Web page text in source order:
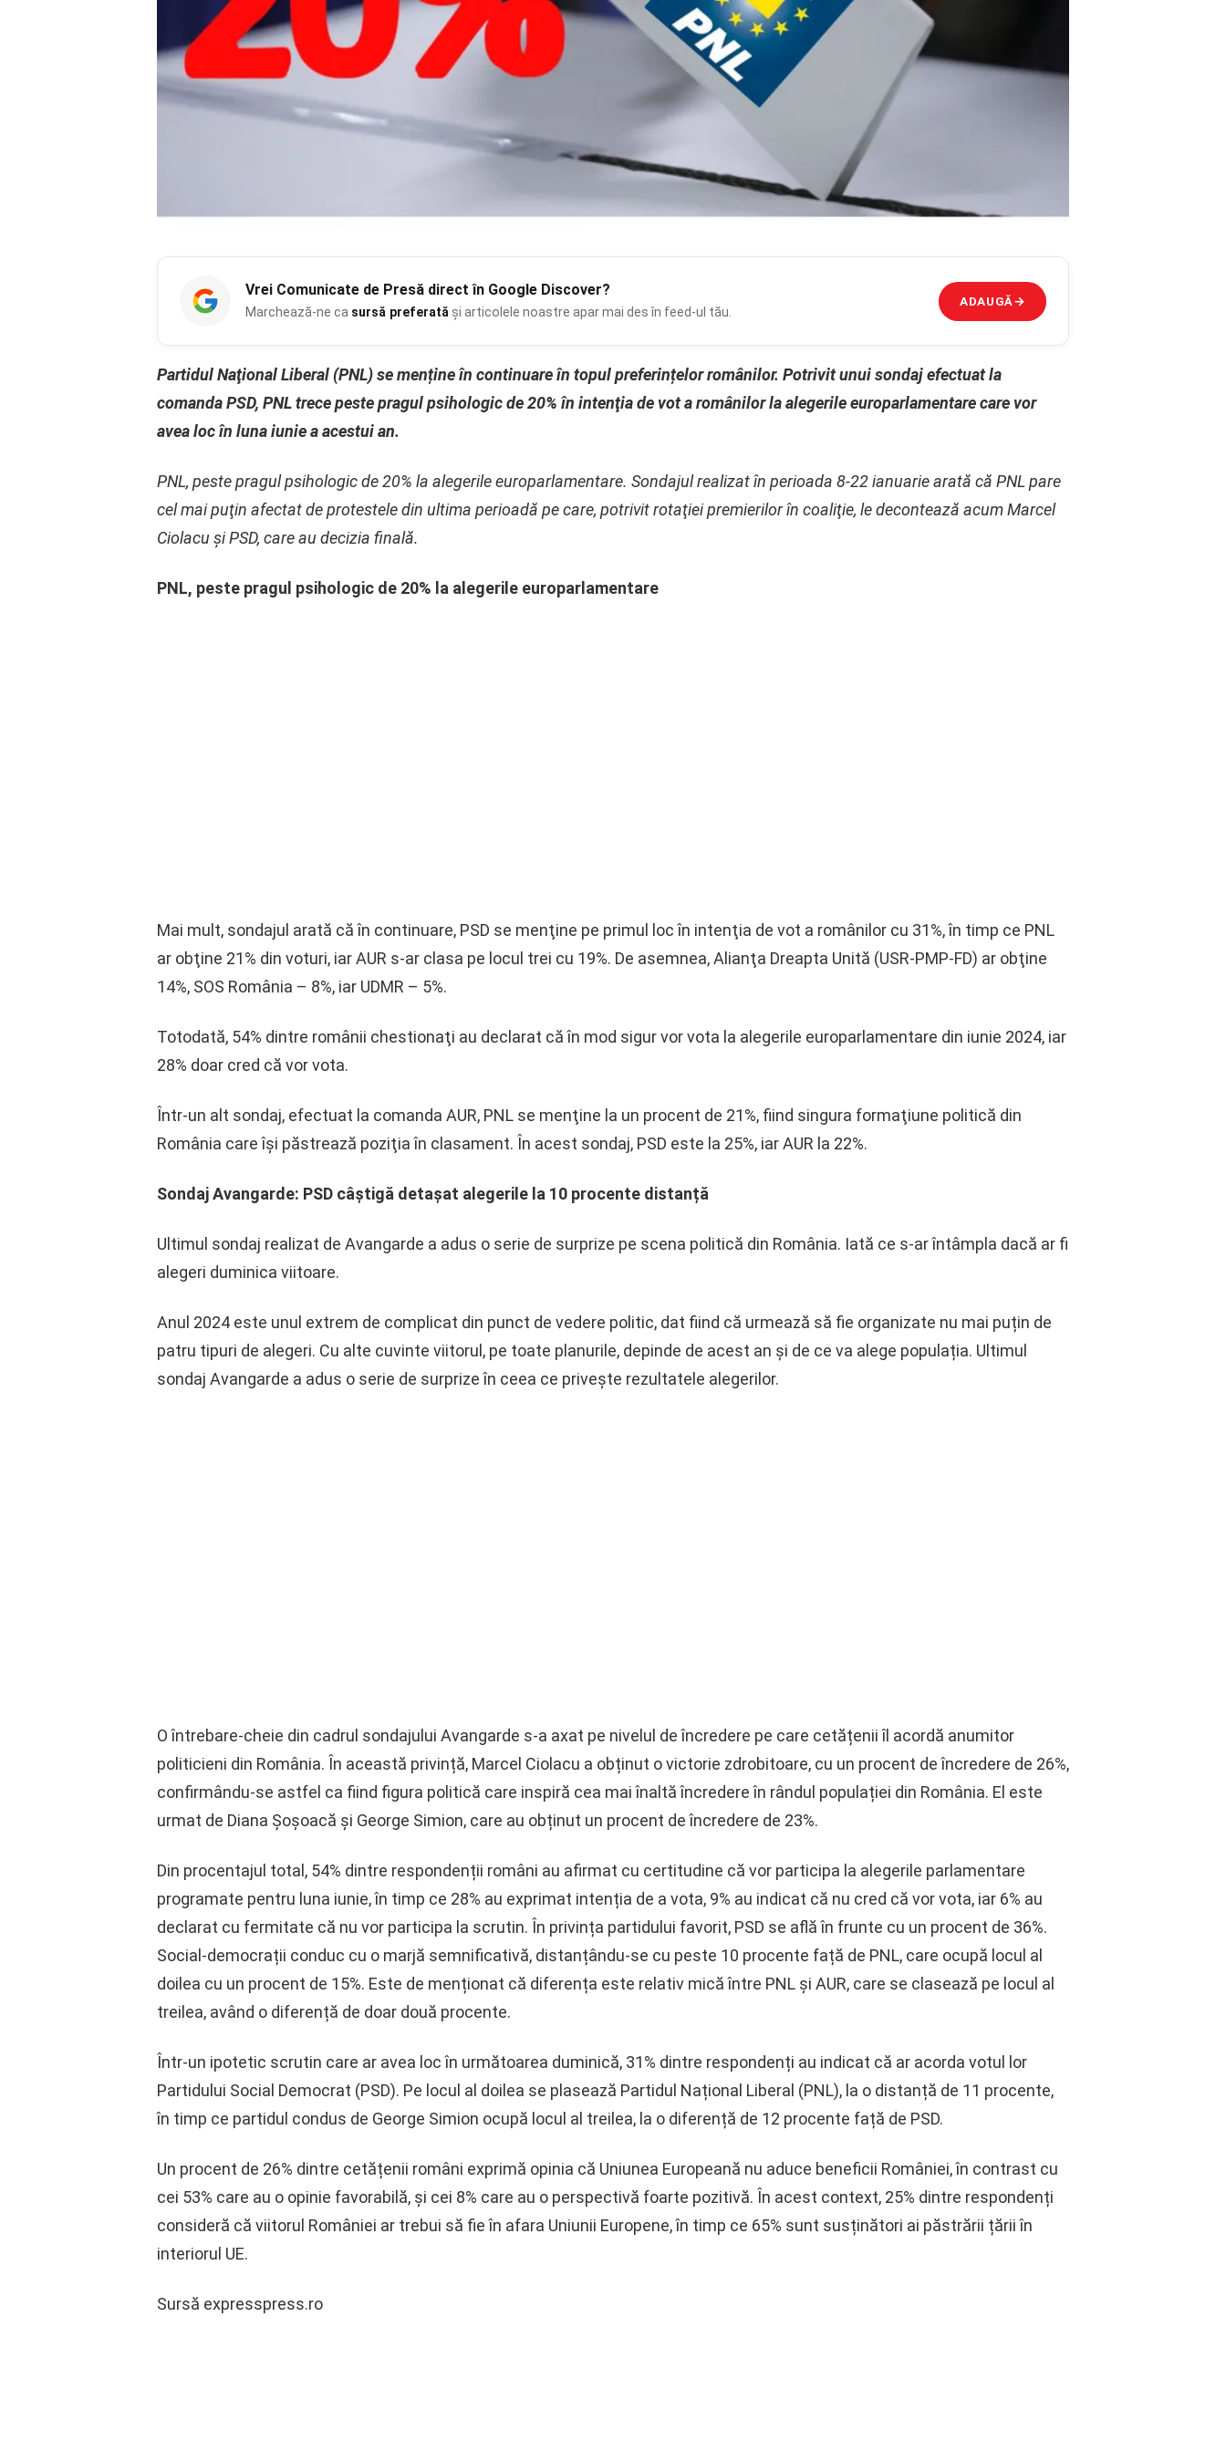
Vrei Comunicate de Presă direct în Google Discover?
Marchează-ne ca sursă preferată și articolele noastre apar mai des în feed-ul tău.
ADAUGĂ→
Partidul Naţional Liberal (PNL) se menține în continuare în topul preferințelor românilor. Potrivit unui sondaj efectuat la
comanda PSD, PNL trece peste pragul psihologic de 20% în intenţia de vot a românilor la alegerile europarlamentare care vor
avea loc în luna iunie a acestui an.
PNL, peste pragul psihologic de 20% la alegerile europarlamentare. Sondajul realizat în perioada 8-22 ianuarie arată că PNL pare
cel mai puţin afectat de protestele din ultima perioadă pe care, potrivit rotaţiei premierilor în coaliţie, le decontează acum Marcel
Ciolacu şi PSD, care au decizia finală.
PNL, peste pragul psihologic de 20% la alegerile europarlamentare
Mai mult, sondajul arată că în continuare, PSD se menţine pe primul loc în intenţia de vot a românilor cu 31%, în timp ce PNL
ar obţine 21% din voturi, iar AUR s-ar clasa pe locul trei cu 19%. De asemnea, Alianţa Dreapta Unită (USR-PMP-FD) ar obţine
14%, SOS România – 8%, iar UDMR – 5%.
Totodată, 54% dintre românii chestionaţi au declarat că în mod sigur vor vota la alegerile europarlamentare din iunie 2024, iar
28% doar cred că vor vota.
Într-un alt sondaj, efectuat la comanda AUR, PNL se menţine la un procent de 21%, fiind singura formaţiune politică din
România care îşi păstrează poziţia în clasament. În acest sondaj, PSD este la 25%, iar AUR la 22%.
Sondaj Avangarde: PSD câștigă detașat alegerile la 10 procente distanță
Ultimul sondaj realizat de Avangarde a adus o serie de surprize pe scena politică din România. Iată ce s-ar întâmpla dacă ar fi
alegeri duminica viitoare.
Anul 2024 este unul extrem de complicat din punct de vedere politic, dat fiind că urmează să fie organizate nu mai puțin de
patru tipuri de alegeri. Cu alte cuvinte viitorul, pe toate planurile, depinde de acest an și de ce va alege populația. Ultimul
sondaj Avangarde a adus o serie de surprize în ceea ce privește rezultatele alegerilor.
O întrebare-cheie din cadrul sondajului Avangarde s-a axat pe nivelul de încredere pe care cetățenii îl acordă anumitor
politicieni din România. În această privință, Marcel Ciolacu a obținut o victorie zdrobitoare, cu un procent de încredere de 26%,
confirmându-se astfel ca fiind figura politică care inspiră cea mai înaltă încredere în rândul populației din România. El este
urmat de Diana Șoșoacă și George Simion, care au obținut un procent de încredere de 23%.
Din procentajul total, 54% dintre respondenții români au afirmat cu certitudine că vor participa la alegerile parlamentare
programate pentru luna iunie, în timp ce 28% au exprimat intenția de a vota, 9% au indicat că nu cred că vor vota, iar 6% au
declarat cu fermitate că nu vor participa la scrutin. În privința partidului favorit, PSD se află în frunte cu un procent de 36%.
Social-democrații conduc cu o marjă semnificativă, distanțându-se cu peste 10 procente față de PNL, care ocupă locul al
doilea cu un procent de 15%. Este de menționat că diferența este relativ mică între PNL și AUR, care se clasează pe locul al
treilea, având o diferență de doar două procente.
Într-un ipotetic scrutin care ar avea loc în următoarea duminică, 31% dintre respondenți au indicat că ar acorda votul lor
Partidului Social Democrat (PSD). Pe locul al doilea se plasează Partidul Național Liberal (PNL), la o distanță de 11 procente,
în timp ce partidul condus de George Simion ocupă locul al treilea, la o diferență de 12 procente față de PSD.
Un procent de 26% dintre cetățenii români exprimă opinia că Uniunea Europeană nu aduce beneficii României, în contrast cu
cei 53% care au o opinie favorabilă, și cei 8% care au o perspectivă foarte pozitivă. În acest context, 25% dintre respondenți
consideră că viitorul României ar trebui să fie în afara Uniunii Europene, în timp ce 65% sunt susținători ai păstrării țării în
interiorul UE.
Sursă expresspress.ro